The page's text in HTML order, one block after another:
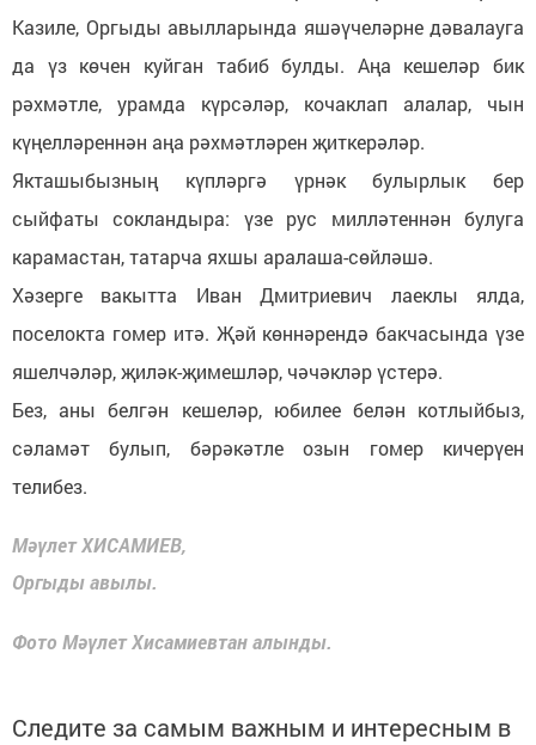
Казиле, Оргыды авылларында яшәүчеләрне дәвалауга
да үз көчен куйган табиб булды. Аңа кешеләр бик
рәхмәтле, урамда күрсәләр, кочаклап алалар, чын
күңелләреннән аңа рәхмәтләрен җиткерәләр.
Якташыбызның күпләргә үрнәк булырлык бер
сыйфаты сокландыра: үзе рус милләтеннән булуга
карамастан, татарча яхшы аралаша-сөйләшә.
Хәзерге вакытта Иван Дмитриевич лаеклы ялда,
поселокта гомер итә. Җәй көннәрендә бакчасында үзе
яшелчәләр, җиләк-җимешләр, чәчәкләр үстерә.
Без, аны белгән кешеләр, юбилее белән котлыйбыз,
сәламәт булып, бәрәкәтле озын гомер кичерүен
телибез.
Мәүлет ХИСАМИЕВ,
Оргыды авылы.
Фото Мәүлет Хисамиевтан алынды.
Следите за самым важным и интересным в